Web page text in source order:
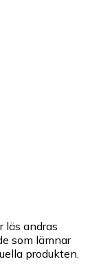
läs andras
som lämnar
produkten.